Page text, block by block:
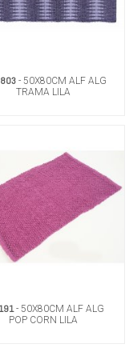
- 50X80CM ALF ALG
TRAMA LILA
- 50X80CM ALF ALG
POP CORN LILA